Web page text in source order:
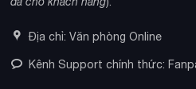
Địa chỉ: Văn phòng Online
Kênh Support chính thức: